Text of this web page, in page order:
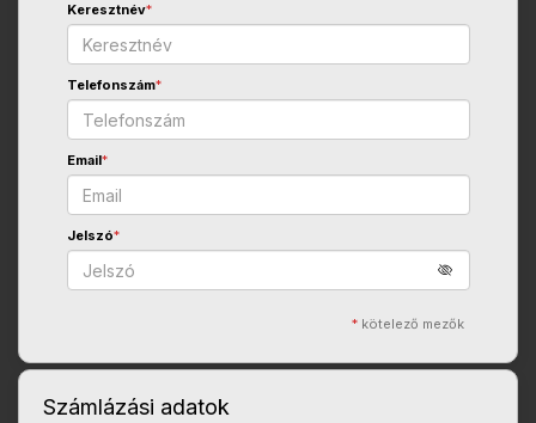
Keresztnév*
Telefonszám*
Email*
Jelszó*
* kötelező mezők
Számlázási adatok